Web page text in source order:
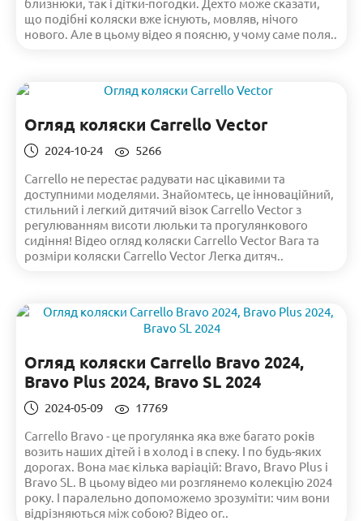
що подібні коляски вже існують, мовляв, нічого
нового. Але в цьому відео я поясню, у чому саме поля..
Огляд коляски Carrello Vector
2024-10-24
5266
Carrello не перестає радувати нас цікавими та
доступними моделями. Знайомтесь, це інноваційний,
стильний і легкий дитячий візок Carrello Vector з
регулюванням висоти люльки та прогулянкового
сидіння! Відео огляд коляски Carrello Vector Вага та
розміри коляски Carrello Vector Легка дитяч..
Огляд коляски Carrello Bravo 2024,
Bravo Plus 2024, Bravo SL 2024
2024-05-09
17769
Carrello Bravo - це прогулянка яка вже багато років
возить наших дітей і в холод і в спеку. І по будь-яких
дорогах. Вона має кілька варіацій: Bravo, Bravo Plus i
Bravo SL. В цьому відео ми розглянемо колекцію 2024
року. І паралельно допоможемо зрозуміти: чим вони
відрізняються між собою? Відео ог..